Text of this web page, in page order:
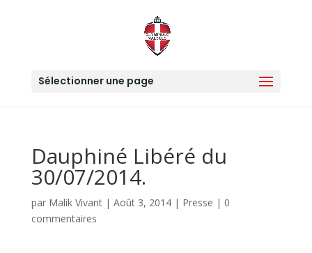
Sélectionner une page
Dauphiné Libéré du
30/07/2014.
par Malik Vivant| Août 3, 2014| Presse | 0
commentaires